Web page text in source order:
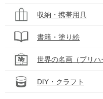
収納・携帯用具
書籍・塗り絵
世界の名画（プリハ
DIY・クラフト